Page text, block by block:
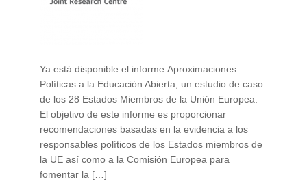
Ya está disponible el informe Aproximaciones
Políticas a la Educación Abierta, un estudio de caso
de los 28 Estados Miembros de la Unión Europea.
El objetivo de este informe es proporcionar
recomendaciones basadas en la evidencia a los
responsables políticos de los Estados miembros de
la UE así como a la Comisión Europea para
fomentar la […]